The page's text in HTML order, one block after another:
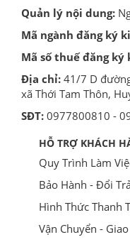
Quản lý nội dung:
Mã ngành đăng ký
Mã số thuế đăng ký
Địa chỉ: 41/7 D
xã Thới Tam Thôn,
SĐT: 0977800810 -
HỖ TRỢ KHÁCH
Quy Trình Làm
Bảo Hành - Đổi
Hình Thức Thanh
Vận Chuyển -